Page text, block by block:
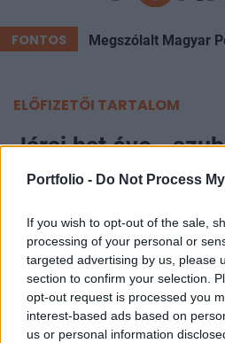
Portfolio - Do Not Process
If you wish to opt-out of the sale,
processing of your personal or
targeted advertising by us, please
section to confirm your selection.
opt-out request is processed you
interest-based ads based on
us or personal information
FONTOS
ELŐFIZETŐI TARTALOM
Járai hat éve -
értékelés
Madár István
2007. február 07. 11:40
Az ellenzéki pártokat
vazallus, illetve az infláció
elkötelezetten küzdő